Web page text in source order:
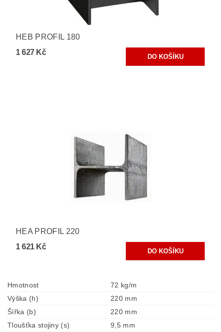
HEB PROFIL 180
1 627 Kč
HEA PROFIL 220
1 621 Kč
Hmotnost
72 kg/m
Výška (h)
220 mm
Šířka (b)
220 mm
Tloušťka stojiny (s)
9,5 mm